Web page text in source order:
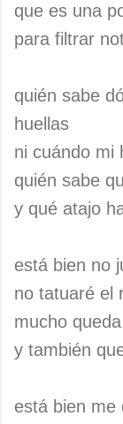
que es una
para filtrar
quién sabe
huellas
ni cuándo mi
quién sabe
y qué atajo
está bien no
no tatuaré el
mucho
y también
está bien me